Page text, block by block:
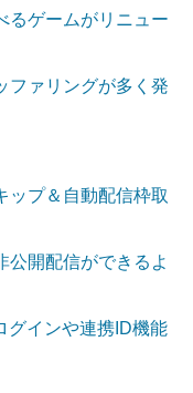
るゲームがリニュー
ファリングが多く発
ップ＆自動配信枠取
公開配信ができるよ
グインや連携ID機能